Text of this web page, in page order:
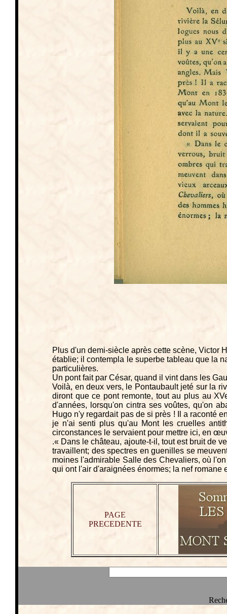
Plus d'un demi-siècle après cette scène, Victor
établie; il contempla le superbe tableau que la
particulières.
Un pont fait par César, quand il vint dans les
Voilà, en deux vers, le Pontaubault jeté sur la
diront que ce pont remonte, tout au plus au
d'années, lorsqu'on cintra ses voûtes, qu'on
Hugo n'y regardait pas de si près ! Il a raconté
je n'ai senti plus qu'au Mont les cruelles
circonstances le servaient pour mettre ici, en
.« Dans le château, ajoute-t-il, tout est bruit de
travaillent; des spectres en guenilles se
moines l'admirable Salle des Chevaliers, où
qui ont l'air d'araignées énormes; la nef romane
PAGE
PRECEDENTE